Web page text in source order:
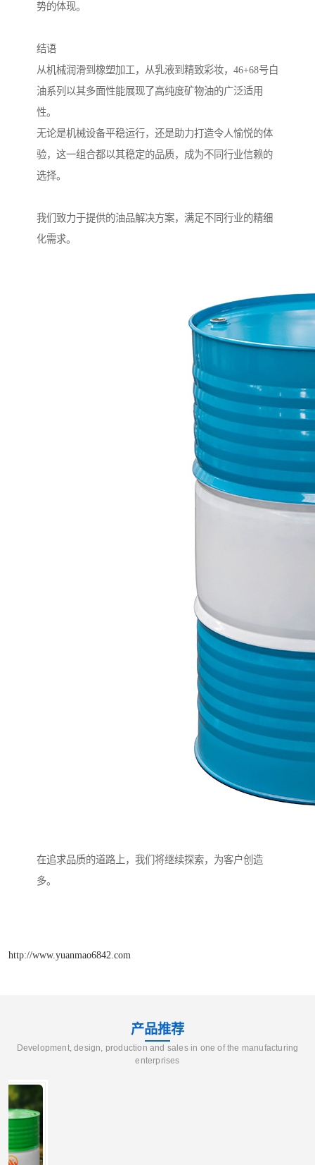
势的体现。
结语
从机械润滑到橡塑加工，从乳液到精致彩妆，46+68号白
油系列以其多面性能展现了高纯度矿物油的广泛适用
性。
无论是机械设备平稳运行，还是助力打造令人愉悦的体
验，这一组合都以其稳定的品质，成为不同行业信赖的
选择。
我们致力于提供的油品解决方案，满足不同行业的精细
化需求。
在追求品质的道路上，我们将继续探索，为客户创造
多。
http://www.yuanmao6842.com
产品推荐
Development, design, production and sales in one of the manufacturing
enterprises